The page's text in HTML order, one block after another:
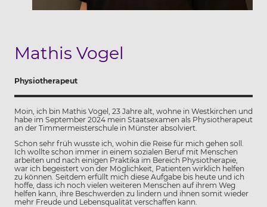
Mathis Vogel
Physiotherapeut
Moin, ich bin Mathis Vogel, 23 Jahre alt, wohne in Westkirchen und
habe im September 2024 mein Staatsexamen als Physiotherapeut
an der Timmermeisterschule in Münster absolviert.
Schon sehr früh wusste ich, wohin die Reise für mich gehen soll.
Ich wollte schon immer in einem sozialen Beruf mit Menschen
arbeiten und nach einigen Praktika im Bereich Physiotherapie,
war ich begeistert von der Möglichkeit, Patienten wirklich helfen
zu können. Seitdem erfüllt mich diese Aufgabe bis heute und ich
hoffe, dass ich noch vielen weiteren Menschen auf ihrem Weg
helfen kann, ihre Beschwerden zu lindern und ihnen somit wieder
mehr Freude und Lebensqualität verschaffen kann.